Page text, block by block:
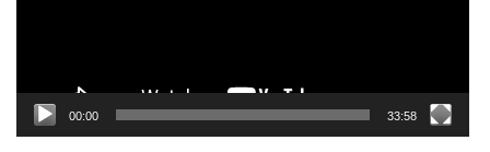
00:00 33:58